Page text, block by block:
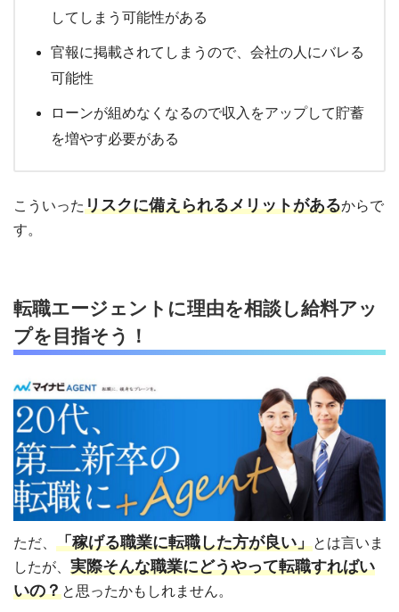
してしまう可能性がある
官報に掲載されてしまうので、会社の人にバレる
可能性
ローンが組めなくなるので収入をアップして貯蓄
を増やす必要がある
こういったリスクに備えられるメリットがあるからで
す。
転職エージェントに理由を相談し給料アッ
プを目指そう！
ただ、 「稼げる職業に転職した方が良い」とは言いま
したが、 実際そんな職業にどうやって転職すればい
いの？と思ったかもしれません。